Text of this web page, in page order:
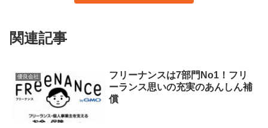
関連記事
優良会社
フリーナンスは7部門No1！フリ
ーランス思いの充実のあんしん補
償